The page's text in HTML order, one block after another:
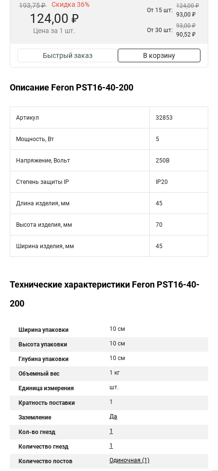
193,75 ₽ Скидка 36%
124,00 ₽
Цена за 1 шт.
От 15 шт:
124,00 ₽
93,00 ₽
От 30 шт:
93,00 ₽
90,52 ₽
Быстрый заказ В корзину
Описание Feron PST16-40-200
Артикул 32853
Мощность, Вт 5
Напряжение, Вольт 250В
Степень защиты IP IP20
Длина изделия, мм 45
Высота изделия, мм 70
Ширина изделия, мм 45
Технические характеристики Feron PST16-40-
200
Ширина упаковки 10 см
Высота упаковки 10 см
Глубина упаковки 10 см
Объемный вес 1 кг
Единица измерения шт.
Кратность поставки 1
Заземление Да
Кол-во гнезд 1
Количество гнезд 1
Количество постов Одиночная (1)